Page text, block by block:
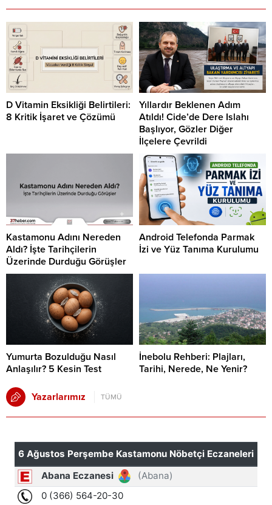
D Vitamin Eksikliği Belirtileri:
8 Kritik İşaret ve Çözümü
Yıllardır Beklenen Adım
Atıldı! Cide’de Dere Islahı
Başlıyor, Gözler Diğer
İlçelere Çevrildi
Kastamonu Adını Nereden
Aldı? İşte Tarihçilerin
Üzerinde Durduğu Görüşler
Android Telefonda Parmak
İzi ve Yüz Tanıma Kurulumu
Yumurta Bozulduğu Nasıl
Anlaşılır? 5 Kesin Test
İnebolu Rehberi: Plajları,
Tarihi, Nerede, Ne Yenir?
Yazarlarımız TÜMÜ